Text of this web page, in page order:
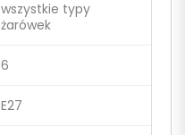
wszystkie typy
żarówek
6
E27